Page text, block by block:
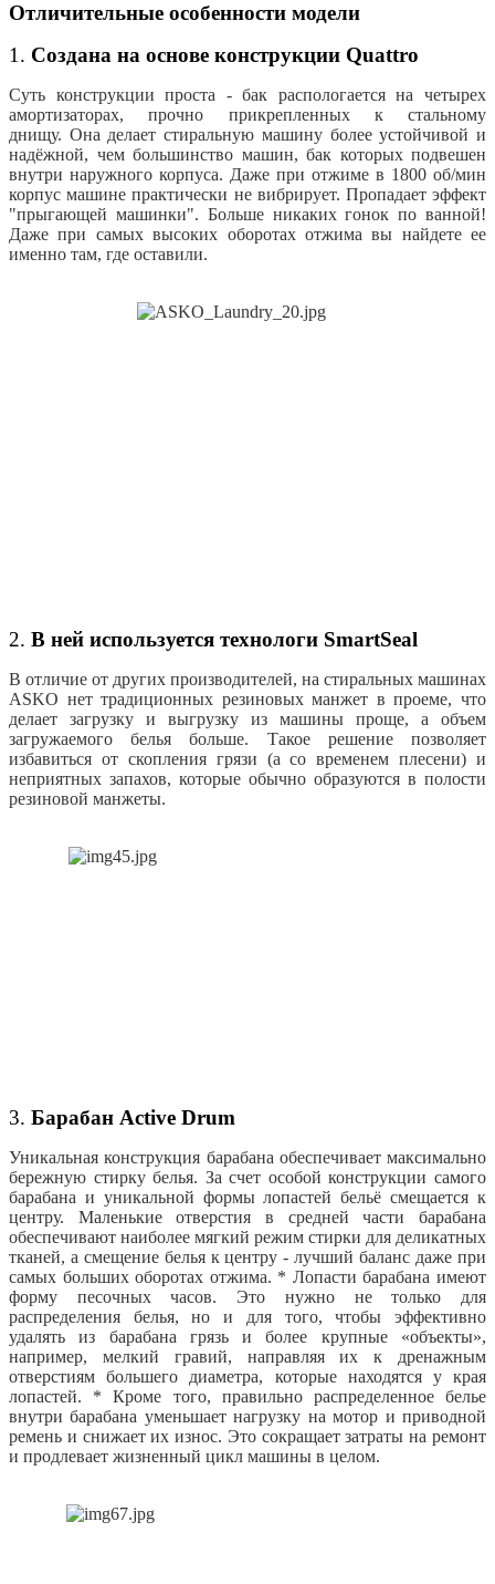
Отличительные особенности модели
1. Создана на основе конструкции Quattro
Суть конструкции проста - бак распологается на четырех
амортизаторах, прочно прикрепленных к стальному
днищу. Она делает стиральную машину более устойчивой и
надёжной, чем большинство машин, бак которых подвешен
внутри наружного корпуса. Даже при отжиме в 1800 об/мин
корпус машине практически не вибрирует. Пропадает эффект
"прыгающей машинки". Больше никаких гонок по ванной!
Даже при самых высоких оборотах отжима вы найдете ее
именно там, где оставили.
2. В ней используется технологи SmartSeal
В отличие от других производителей, на стиральных машинах
ASKO нет традиционных резиновых манжет в проеме, что
делает загрузку и выгрузку из машины проще, а объем
загружаемого белья больше. Такое решение позволяет
избавиться от скопления грязи (а со временем плесени) и
неприятных запахов, которые обычно образуются в полости
резиновой манжеты.
3. Барабан Active Drum
Уникальная конструкция барабана обеспечивает максимально
бережную стирку белья. За счет особой конструкции самого
барабана и уникальной формы лопастей бельё смещается к
центру. Маленькие отверстия в средней части барабана
обеспечивают наиболее мягкий режим стирки для деликатных
тканей, а смещение белья к центру - лучший баланс даже при
самых больших оборотах отжима. * Лопасти барабана имеют
форму песочных часов. Это нужно не только для
распределения белья, но и для того, чтобы эффективно
удалять из барабана грязь и более крупные «объекты»,
например, мелкий гравий, направляя их к дренажным
отверстиям большего диаметра, которые находятся у края
лопастей. * Кроме того, правильно распределенное белье
внутри барабана уменьшает нагрузку на мотор и приводной
ремень и снижает их износ. Это сокращает затраты на ремонт
и продлевает жизненный цикл машины в целом.